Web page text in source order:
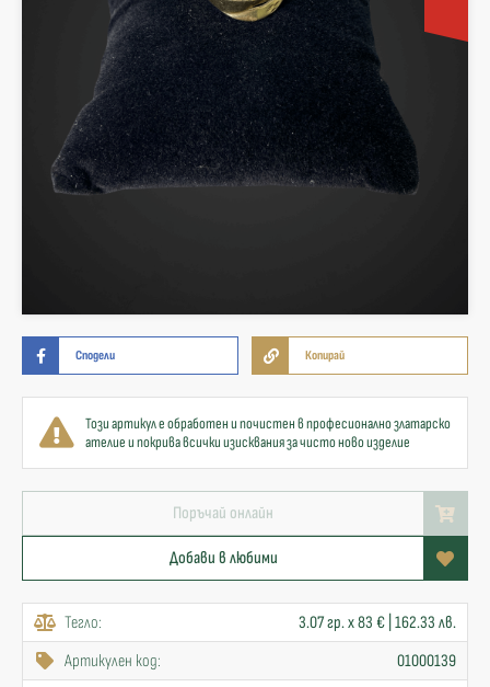
Сподели Копирай
Този артикул е обработен и почистен в професионално златарско
ателие и покрива всички изисквания за чисто ново изделие
Поръчай онлайн
Добави в любими
Тегло:
3.07 гр. x 83 € | 162.33 лв.
Артикулен код:
01000139